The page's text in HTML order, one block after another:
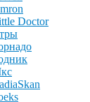
Doctor